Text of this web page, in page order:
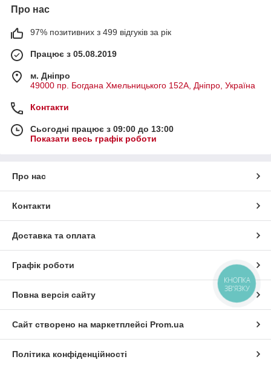
Про нас
97% позитивних з 499 відгуків за рік
Працює з 05.08.2019
м. Дніпро
49000 пр. Богдана Хмельницького 152А, Дніпро, Україна
Контакти
Сьогодні працює з 09:00 до 13:00
Показати весь графік роботи
Про нас
Контакти
Доставка та оплата
Графік роботи
Повна версія сайту
Сайт створено на маркетплейсі Prom.ua
Політика конфіденційності
КНОПКА
ЗВ'ЯЗКУ